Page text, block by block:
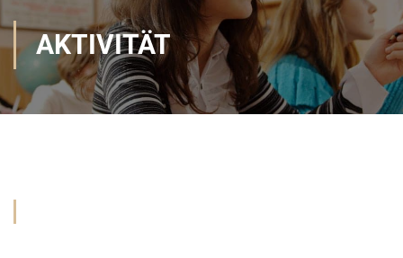
AKTIVITÄT